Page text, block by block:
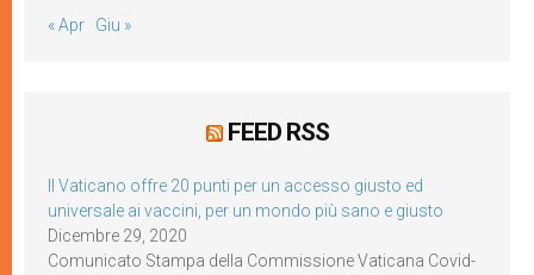
« Apr Giu »
FEED RSS
Il Vaticano offre 20 punti per un accesso giusto ed
universale ai vaccini, per un mondo più sano e giusto
Dicembre 29, 2020
Comunicato Stampa della Commissione Vaticana Covid-